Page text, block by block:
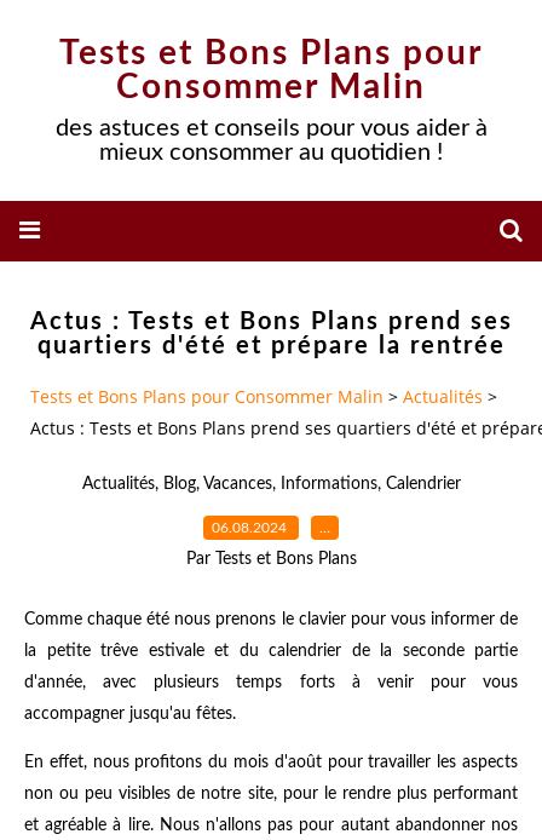
Tests et Bons Plans pour
Consommer Malin
des astuces et conseils pour vous aider à
mieux consommer au quotidien !
Actus : Tests et Bons Plans prend ses
quartiers d'été et prépare la rentrée
Tests et Bons Plans pour Consommer Malin > Actualités >
Actus : Tests et Bons Plans prend ses quartiers d'été et
Actualités, Blog, Vacances, Informations, Calendrier
06.08.2024 …
Par Tests et Bons Plans
Comme chaque été nous prenons le clavier pour vous informer de
la petite trêve estivale et du calendrier de la seconde partie
d'année, avec plusieurs temps forts à venir pour vous
accompagner jusqu'au fêtes.
En effet, nous profitons du mois d'août pour travailler les aspects
non ou peu visibles de notre site, pour le rendre plus performant
et agréable à lire. Nous n'allons pas pour autant abandonner nos